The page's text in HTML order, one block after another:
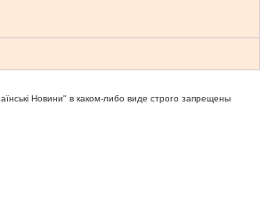
Новини" в каком-либо виде строго запрещены